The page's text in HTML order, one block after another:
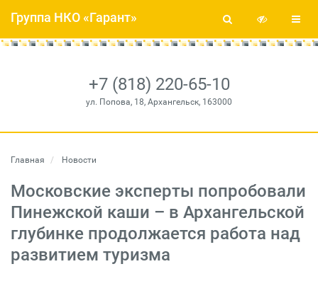
+7 (818) 220-65-10
ул. Попова, 18, Архангельск, 163000
Группа НКО «Гарант»
Главная Новости
Московские эксперты попробовали
Пинежской каши – в Архангельской
глубинке продолжается работа над
развитием туризма